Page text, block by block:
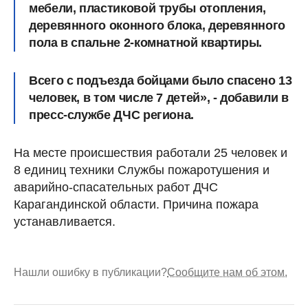
мебели, пластиковой трубы отопления,
деревянного оконного блока, деревянного
пола в спальне 2-комнатной квартиры.
Всего с подъезда бойцами было спасено 13
человек, в том числе 7 детей», - добавили в
пресс-службе ДЧС региона.
На месте происшествия работали 25 человек и
8 единиц техники Службы пожаротушения и
аварийно-спасательных работ ДЧС
Карагандинской области. Причина пожара
устанавливается.
Нашли ошибку в публикации?Сообщите нам об этом.